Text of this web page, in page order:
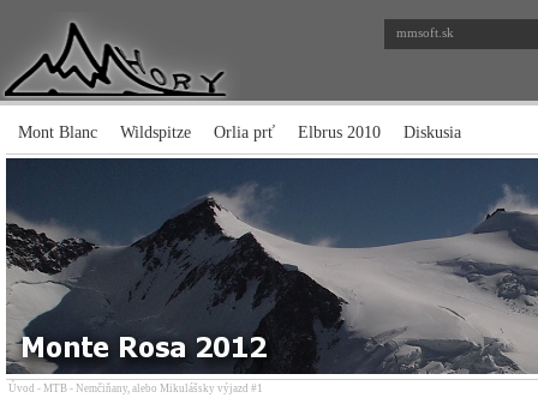
mmsoft.sk
Mont Blanc Wildspitze Orlia prť Elbrus 2010 Diskusia
Úvod - MTB - Nemčiňany, alebo Mikulášsky výjazd #1